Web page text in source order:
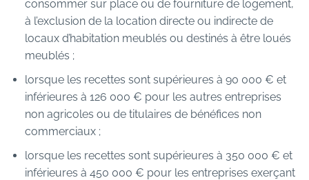
consommer sur place ou de fourniture de logement,
à l’exclusion de la location directe ou indirecte de
locaux d’habitation meublés ou destinés à être loués
meublés ;
lorsque les recettes sont supérieures à 90 000 € et
inférieures à 126 000 € pour les autres entreprises
non agricoles ou de titulaires de bénéfices non
commerciaux ;
lorsque les recettes sont supérieures à 350 000 € et
inférieures à 450 000 € pour les entreprises exerçant